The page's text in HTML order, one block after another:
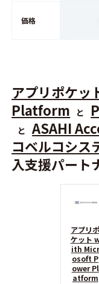
価格
アプリポケ
Platform
と
と ASAHI
コベルコシス
入支援パート
アプリポ
ケット
ith Micr
osoft P
ower Pl
atform